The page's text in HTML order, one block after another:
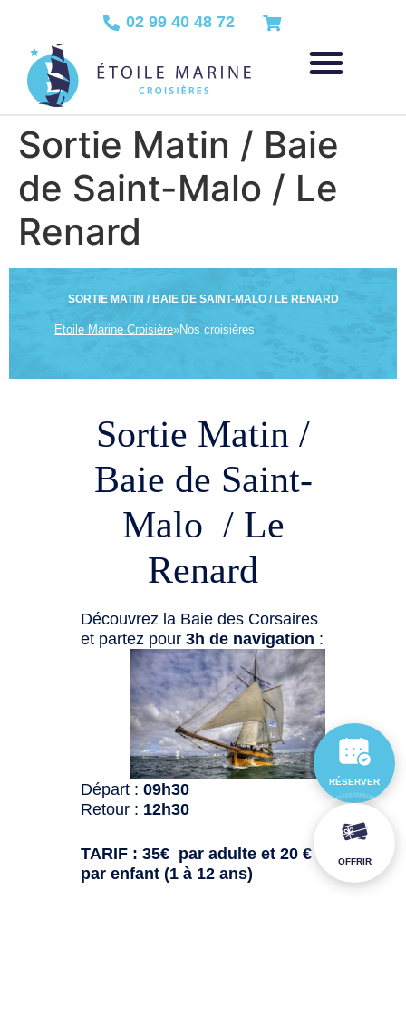
02 99 40 48 72
Sortie Matin / Baie
de Saint-Malo / Le
Renard
SORTIE MATIN / BAIE DE SAINT-MALO / LE RENARD
Etoile Marine Croisière»Nos croisières
Sortie Matin /
Baie de Saint-
Malo / Le
Renard
Découvrez la Baie des Corsaires
et partez pour3h de navigation :
Départ :09h30
Retour : 12h30
TARIF : 35€ par adulte et 20 €
par enfant (1 à 12 ans)
RÉSERVER
OFFRIR